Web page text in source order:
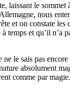
laissant le
nous
et on constate
temps et qu’il
le sais pas
absolument
comme par